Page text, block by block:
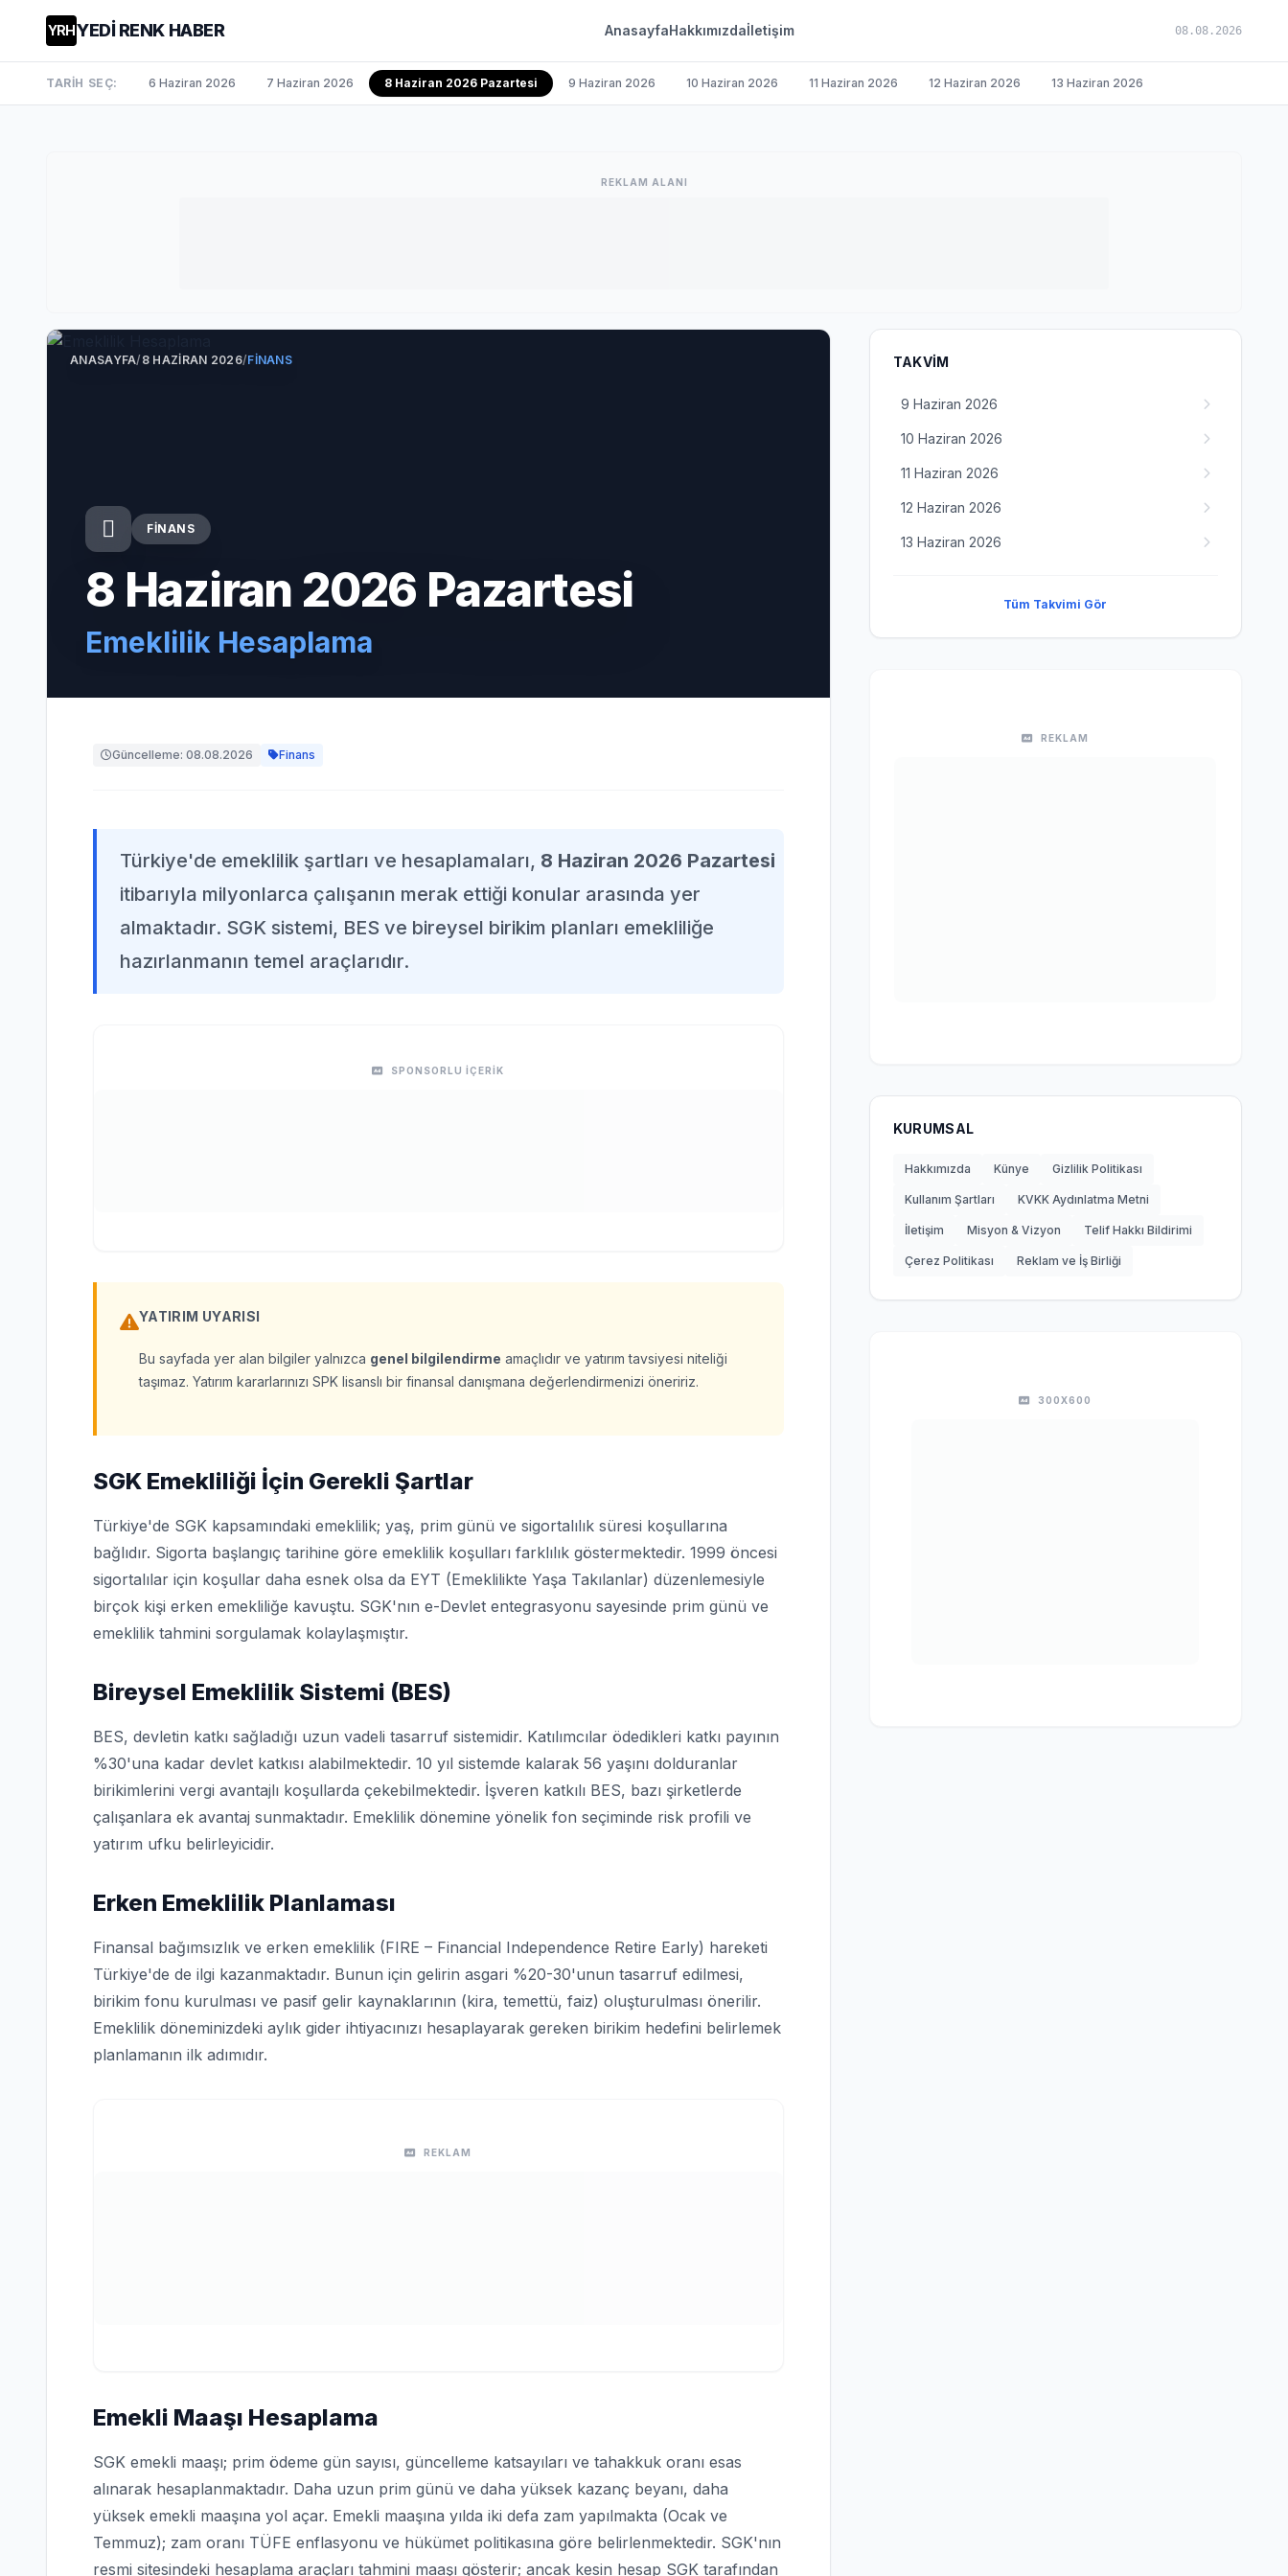
YRHYEDİ RENK HABER AnasayfaHakkımızdaİletişim 08.08.2026
TARİH SEÇ: 6 Haziran 2026 7 Haziran 2026 8 Haziran 2026 Pazartesi 9 Haziran 2026 10 Haziran 2026 11 Haziran 2026 12 Haziran 2026 13 Haziran 2026
REKLAM ALANI
ANASAYFA/8 HAZIRAN 2026/FINANS
FINANS
8 Haziran 2026 Pazartesi
Emeklilik Hesaplama
Güncelleme: 08.08.2026 Finans
Türkiye'de emeklilik şartları ve hesaplamaları, 8 Haziran 2026 Pazartesi
itibarıyla milyonlarca çalışanın merak ettiği konular arasında yer
almaktadır. SGK sistemi, BES ve bireysel birikim planları emekliliğe
hazırlanmanın temel araçlarıdır.
SPONSORLU İÇERİK
YATIRIM UYARISI
Bu sayfada yer alan bilgiler yalnızca genel bilgilendirme amaçlıdır ve yatırım tavsiyesi niteliği
taşımaz. Yatırım kararlarınızı SPK lisanslı bir finansal danışmana değerlendirmenizi öneririz.
SGK Emekliliği İçin Gerekli Şartlar
Türkiye'de SGK kapsamındaki emeklilik; yaş, prim günü ve sigortalılık süresi koşullarına
bağlıdır. Sigorta başlangıç tarihine göre emeklilik koşulları farklılık göstermektedir. 1999 öncesi
sigortalılar için koşullar daha esnek olsa da EYT (Emeklilikte Yaşa Takılanlar) düzenlemesiyle
birçok kişi erken emekliliğe kavuştu. SGK'nın e-Devlet entegrasyonu sayesinde prim günü ve
emeklilik tahmini sorgulamak kolaylaşmıştır.
Bireysel Emeklilik Sistemi (BES)
BES, devletin katkı sağladığı uzun vadeli tasarruf sistemidir. Katılımcılar ödedikleri katkı payının
%30'una kadar devlet katkısı alabilmektedir. 10 yıl sistemde kalarak 56 yaşını dolduranlar
birikimlerini vergi avantajlı koşullarda çekebilmektedir. İşveren katkılı BES, bazı şirketlerde
çalışanlara ek avantaj sunmaktadır. Emeklilik dönemine yönelik fon seçiminde risk profili ve
yatırım ufku belirleyicidir.
Erken Emeklilik Planlaması
Finansal bağımsızlık ve erken emeklilik (FIRE – Financial Independence Retire Early) hareketi
Türkiye'de de ilgi kazanmaktadır. Bunun için gelirin asgari %20-30'unun tasarruf edilmesi,
birikim fonu kurulması ve pasif gelir kaynaklarının (kira, temettü, faiz) oluşturulması önerilir.
Emeklilik döneminizdeki aylık gider ihtiyacınızı hesaplayarak gereken birikim hedefini belirlemek
planlamanın ilk adımıdır.
REKLAM
Emekli Maaşı Hesaplama
SGK emekli maaşı; prim ödeme gün sayısı, güncelleme katsayıları ve tahakkuk oranı esas
alınarak hesaplanmaktadır. Daha uzun prim günü ve daha yüksek kazanç beyanı, daha
yüksek emekli maaşına yol açar. Emekli maaşına yılda iki defa zam yapılmakta (Ocak ve
Temmuz); zam oranı TÜFE enflasyonu ve hükümet politikasına göre belirlenmektedir. SGK'nın
resmi sitesindeki hesaplama araçları tahmini maaşı gösterir; ancak kesin hesap SGK tarafından
TAKVIM
9 Haziran 2026
10 Haziran 2026
11 Haziran 2026
12 Haziran 2026
13 Haziran 2026
Tüm Takvimi Gör
REKLAM
KURUMSAL
Hakkımızda Künye Gizlilik Politikası
Kullanım Şartları KVKK Aydınlatma Metni
İletişim Misyon & Vizyon Telif Hakkı Bildirimi
Çerez Politikası Reklam ve İş Birliği
300X600